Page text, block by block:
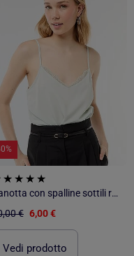
Canotta con spalline sottili regolabili e collo in pizzo
€ 6,00 €
Vedi prodotto